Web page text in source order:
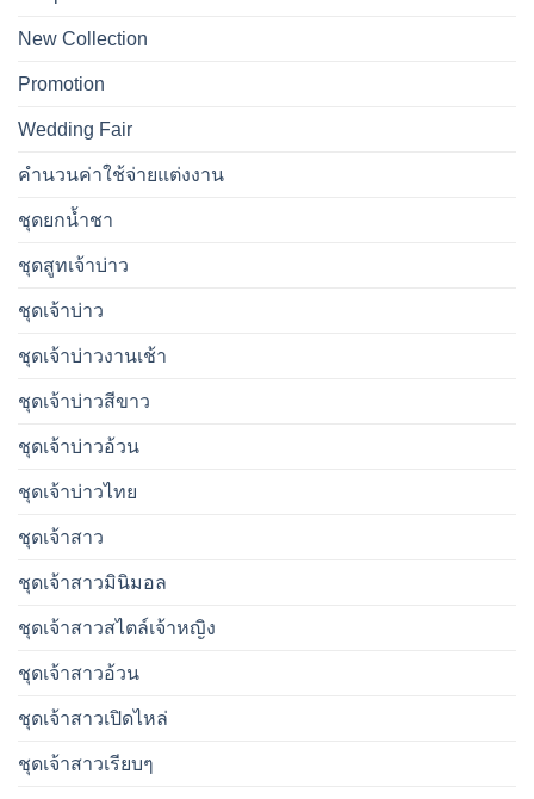
New Collection
Promotion
Wedding Fair
คำนวนค่าใช้จ่ายแต่งงาน
ชุดยกน้ำชา
ชุดสูทเจ้าบ่าว
ชุดเจ้าบ่าว
ชุดเจ้าบ่าวงานเช้า
ชุดเจ้าบ่าวสีขาว
ชุดเจ้าบ่าวอ้วน
ชุดเจ้าบ่าวไทย
ชุดเจ้าสาว
ชุดเจ้าสาวมินิมอล
ชุดเจ้าสาวสไตล์เจ้าหญิง
ชุดเจ้าสาวอ้วน
ชุดเจ้าสาวเปิดไหล่
ชุดเจ้าสาวเรียบๆ